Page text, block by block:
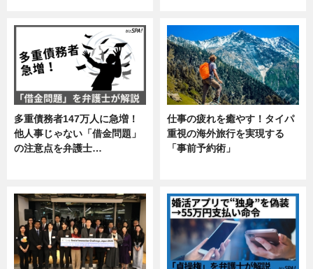
多重債務者147万人に急増！
他人事じゃない「借金問題」
の注意点を弁護士…
仕事の疲れを癒やす！タイパ
重視の海外旅行を実現する
「事前予約術」